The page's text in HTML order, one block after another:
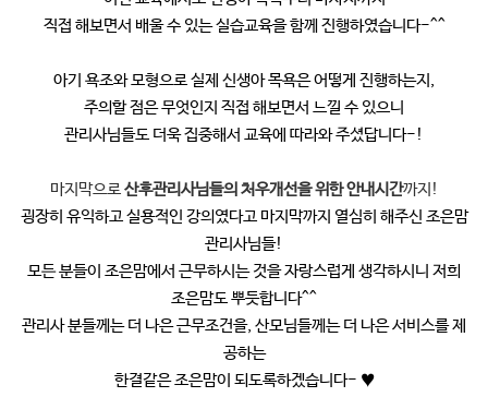
직접 해보면서 배울 수 있는 실습교육을 함께 진행하였습니다-^^
아기 욕조와 모형으로 실제 신생아 목욕은 어떻게 진행하는지,
주의할 점은 무엇인지 직접 해보면서 느낄 수 있으니
관리사님들도 더욱 집중해서 교육에 따라와 주셨답니다-!
마지막으로산후관리사님들의 처우개선을 위한 안내시간까지!
굉장히 유익하고 실용적인 강의였다고 마지막까지 열심히 해주신 조은맘
관리사님들!
모든 분들이 조은맘에서 근무하시는 것을 자랑스럽게 생각하시니 저희
조은맘도 뿌듯합니다^^
관리사 분들께는 더 나은 근무조건을, 산모님들께는 더 나은 서비스를 제
공하는
한결같은 조은맘이 되도록하겠습니다- ♥